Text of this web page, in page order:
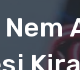
Nem